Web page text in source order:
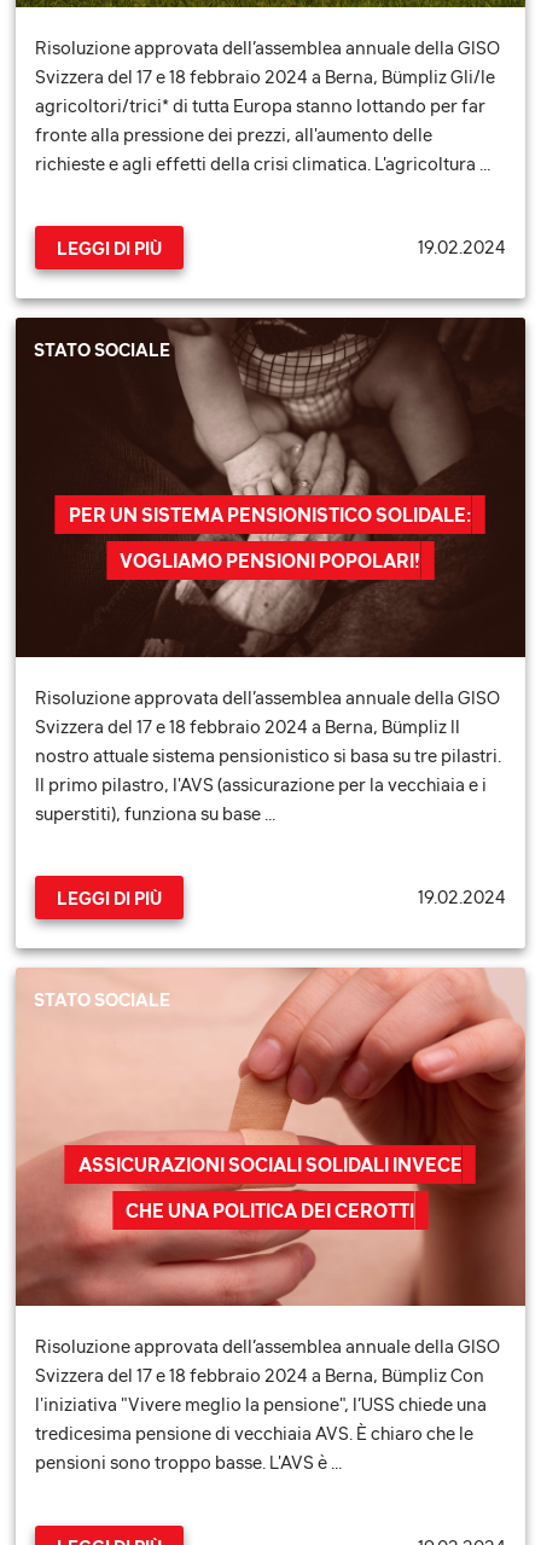
Risoluzione approvata dell’assemblea annuale della GISO
Svizzera del 17 e 18 febbraio 2024 a Berna, Bümpliz Gli/le
agricoltori/trici* di tutta Europa stanno lottando per far
fronte alla pressione dei prezzi, all'aumento delle
richieste e agli effetti della crisi climatica. L'agricoltura …
LEGGI DI PIÙ 19.02.2024
PER UN SISTEMA PENSIONISTICO SOLIDALE:
VOGLIAMO PENSIONI POPOLARI!
STATO SOCIALE
Risoluzione approvata dell’assemblea annuale della GISO
Svizzera del 17 e 18 febbraio 2024 a Berna, Bümpliz Il
nostro attuale sistema pensionistico si basa su tre pilastri.
Il primo pilastro, l'AVS (assicurazione per la vecchiaia e i
superstiti), funziona su base …
LEGGI DI PIÙ 19.02.2024
ASSICURAZIONI SOCIALI SOLIDALI INVECE
CHE UNA POLITICA DEI CEROTTI
STATO SOCIALE
Risoluzione approvata dell’assemblea annuale della GISO
Svizzera del 17 e 18 febbraio 2024 a Berna, Bümpliz Con
l'iniziativa "Vivere meglio la pensione", l’USS chiede una
tredicesima pensione di vecchiaia AVS. È chiaro che le
pensioni sono troppo basse. L'AVS è …